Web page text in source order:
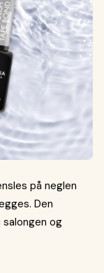
på neglen
Den
og